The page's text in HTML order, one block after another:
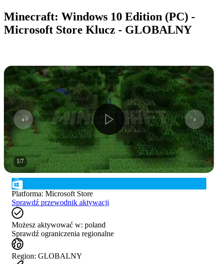
Minecraft: Windows 10 Edition (PC) -
Microsoft Store Klucz - GLOBALNY
1/7
Platforma: Microsoft Store
Sprawdź przewodnik aktywacji
Możesz aktywować w: poland
Sprawdź ograniczenia regionalne
Region: GLOBALNY